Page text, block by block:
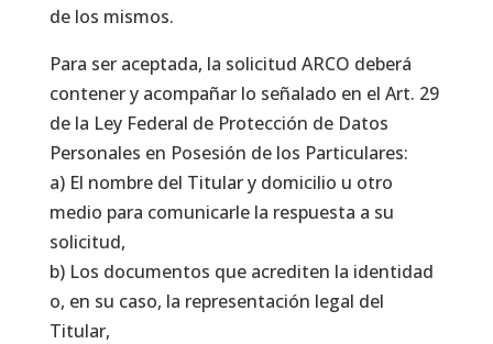
de los mismos.
Para ser aceptada, la solicitud ARCO deberá
contener y acompañar lo señalado en el Art. 29
de la Ley Federal de Protección de Datos
Personales en Posesión de los Particulares:
a) El nombre del Titular y domicilio u otro
medio para comunicarle la respuesta a su
solicitud,
b) Los documentos que acrediten la identidad
o, en su caso, la representación legal del
Titular,